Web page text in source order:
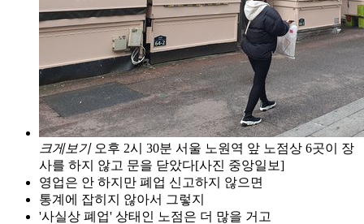
크게보기 오후 2시 30분 서울 노원역 앞 노점상 6곳이 장
사를 하지 않고 문을 닫았다[사진 중앙일보]
영업은 안 하지만 폐업 신고하지 않으면
통계에 잡히지 않아서 그렇지
'사실상 폐업' 상태인 노점은 더 많을 거고